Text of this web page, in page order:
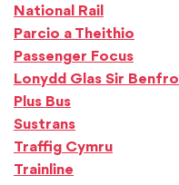
National Rail
Parcio a Theithio
Passenger Focus
Lonydd Glas Sir Benfro
Plus Bus
Sustrans
Traffig Cymru
Trainline